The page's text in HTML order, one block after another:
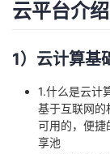
云平台介绍
1）云计算基
1.什么是云计
基于互联网的
可用的，便捷
享池